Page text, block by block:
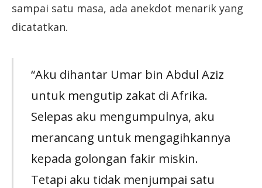
sampai satu masa, ada anekdot menarik yang
dicatatkan.
“Aku dihantar Umar bin Abdul Aziz
untuk mengutip zakat di Afrika.
Selepas aku mengumpulnya, aku
merancang untuk mengagihkannya
kepada golongan fakir miskin.
Tetapi aku tidak menjumpai satu